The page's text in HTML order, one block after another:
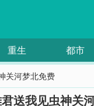
重生 都市
关河梦北免费
送我见虫神关